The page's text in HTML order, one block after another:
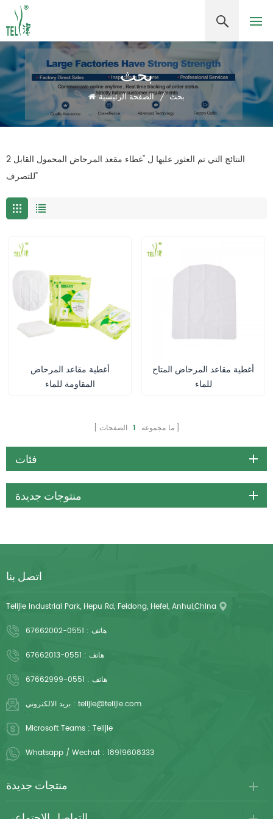
بحث
الصفحة الرئيسية / بحث
2 النتائج التي تم العثور عليها ل "غطاء مقعد المرحاض المحمول القابل
للتصرف"
أغطية مقاعد المرحاض
المقاومة للماء
أغطية مقاعد المرحاض المتاح
للماء
ما مجموعه 1 الصفحات
فئات
منتوجات جديدة
اتصل بنا
Telijie Industrial Park, Hepu Rd, Feidong, Hefei, Anhui,China
هاتف : 0551-67662002
هاتف : 0551-67662013
هاتف : 0551-67662999
بريد الالكتروني : telijie@telijie.com
Microsoft Teams : Telijie
Whatsapp / Wechat : 18919608333
منتجات جديدة